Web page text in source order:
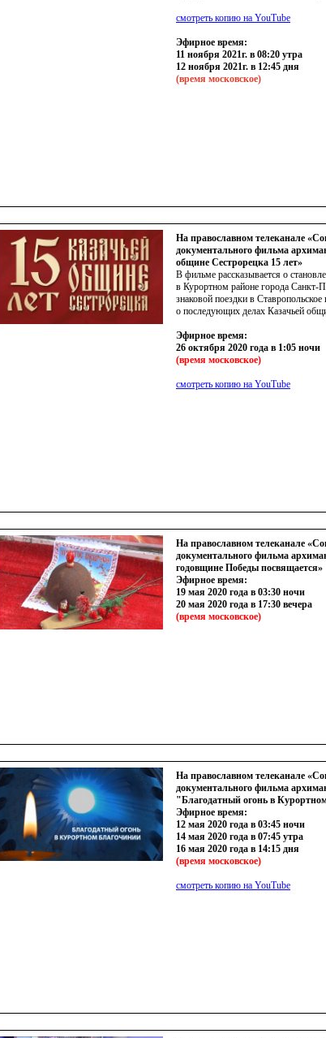
смотреть копию на YouTube
Эфирное время:
11 ноября 2021г. в 08:20 утра
12 ноября 2021г. в 12:45 дня
(время московское)
На православном телеканале
документального фильма
общине Сестрорецка 15 лет»
В фильме рассказывается о
в Курортном районе города Санкт-
знаковой поездки в Ставропольское
о последующих делах Казачьей
Эфирное время:
26 октября 2020 года в 1:05 ночи
(время московское)
смотреть копию на YouTube
На православном телеканале
документального фильма
годовщине Победы посвящается»
Эфирное время:
19 мая 2020 года в 03:30 ночи
20 мая 2020 года в 17:30 вечера
(время московское)
На православном телеканале
документального фильма
"Благодатный огонь в
Эфирное время:
12 мая 2020 года в 03:45 ночи
14 мая 2020 года в 07:45 утра
16 мая 2020 года в 14:15 дня
(время московское)
смотреть копию на YouTube